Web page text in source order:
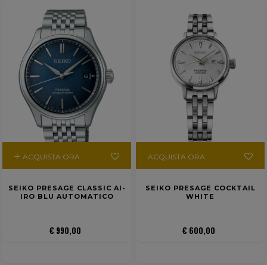
ACQUISTA ORA
SEIKO PRESAGE CLASSIC AI-
IRO BLU AUTOMATICO
€ 990,00
ACQUISTA ORA
SEIKO PRESAGE COCKTAIL
WHITE
€ 600,00